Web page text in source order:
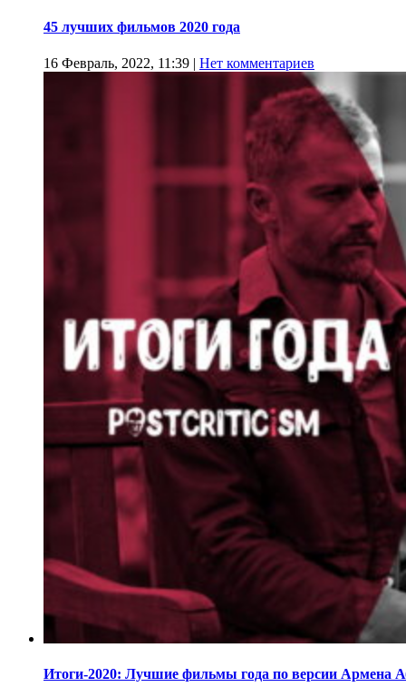
45 лучших фильмов 2020 года
16 Февраль, 2022, 11:39 | Нет комментариев
Итоги-2020: Лучшие фильмы года по версии Армена